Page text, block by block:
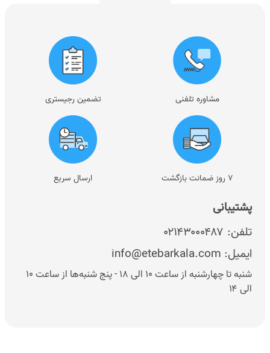
پشتیبانی
تلفن: ۰۲۱۴۳۰۰۰۴۸۷
ایمیل: info@etebarkala.com
شنبه تا چهارشنبه از ساعت ۱۰ الی ۱۸ - پنج شنبه‌ها از ساعت ۱۰
الی ۱۴
مشاوره تلفنی تضمین رجیستری
۷ روز ضمانت بازگشت ارسال سریع